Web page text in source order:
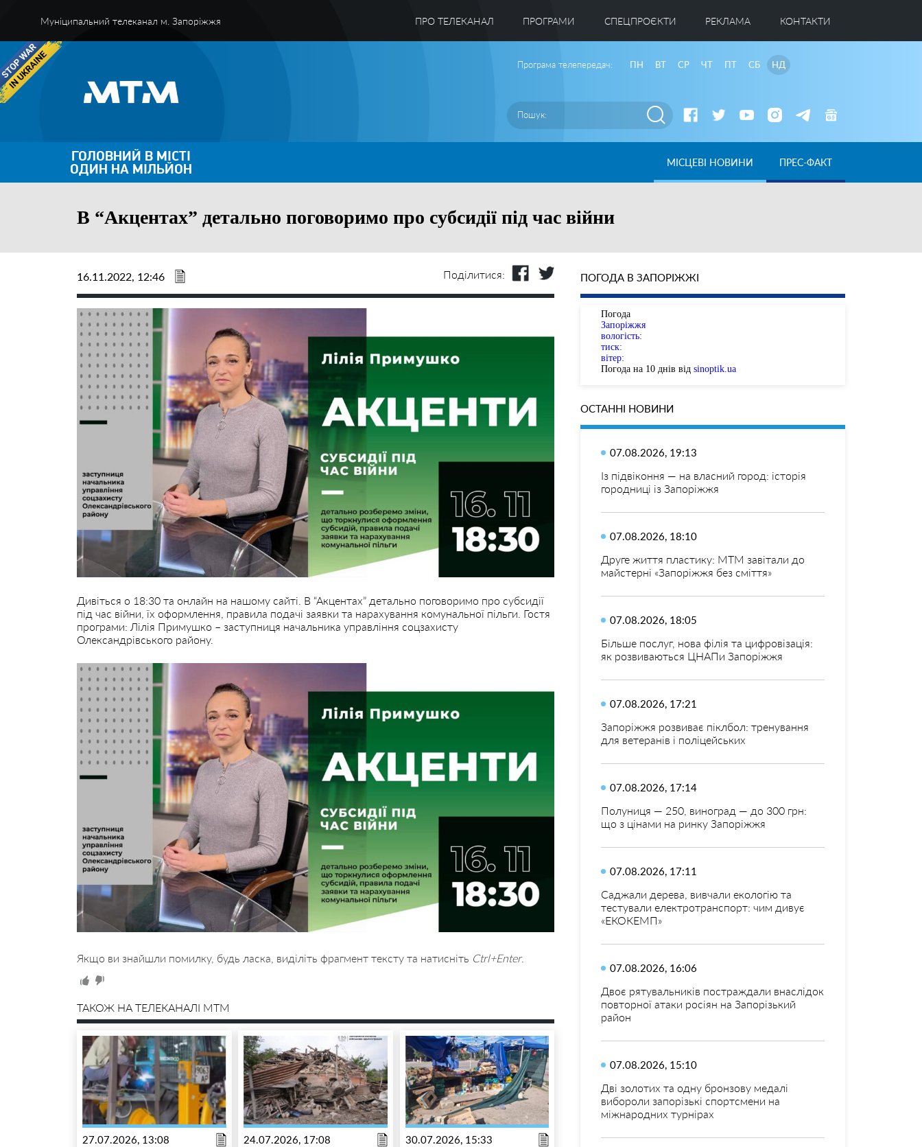
Муніципальний телеканал м. Запоріжжя ПРО ТЕЛЕКАНАЛ ПРОГРАМИ CПЕЦПРОЄКТИ РЕКЛАМА КОНТАКТИ
Програма телепередач: ПН ВТ СР ЧТ ПТ СБ НД
ГОЛОВНИЙ В МІСТІ
ОДИН НА МІЛЬЙОН МІСЦЕВІ НОВИНИ ПРЕС-ФАКТ
В “Акцентах” детально поговоримо про субсидії під час війни
16.11.2022, 12:46 Поділитися:
Дивіться о 18:30 та онлайн на нашому сайті. В “Акцентах” детально поговоримо про субсидії
під час війни, їх оформлення, правила подачі заявки та нарахування комунальної пільги. Гостя
програми: Лілія Примушко – заступниця начальника управління соцзахисту
Олександрівського району.
Якщо ви знайшли помилку, будь ласка, виділіть фрагмент тексту та натисніть Ctrl+Enter.
ТАКОЖ НА ТЕЛЕКАНАЛІ MTM
27.07.2026, 13:08 24.07.2026, 17:08 30.07.2026, 15:33
ПОГОДА В ЗАПОРІЖЖІ
Погода
Запоріжжя
вологість:
тиск:
вітер:
Погода на 10 днів від sinoptik.ua
ОСТАННІ НОВИНИ
07.08.2026, 19:13
Із підвіконня — на власний город: історія
городниці із Запоріжжя
07.08.2026, 18:10
Друге життя пластику: МТМ завітали до
майстерні «Запоріжжя без сміття»
07.08.2026, 18:05
Більше послуг, нова філія та цифровізація:
як розвиваються ЦНАПи Запоріжжя
07.08.2026, 17:21
Запоріжжя розвиває піклбол: тренування
для ветеранів і поліцейських
07.08.2026, 17:14
Полуниця — 250, виноград — до 300 грн:
що з цінами на ринку Запоріжжя
07.08.2026, 17:11
Саджали дерева, вивчали екологію та
тестували електротранспорт: чим дивує
«ЕКОКЕМП»
07.08.2026, 16:06
Двоє рятувальників постраждали внаслідок
повторної атаки росіян на Запорізький
район
07.08.2026, 15:10
Дві золотих та одну бронзову медалі
вибороли запорізькі спортсмени на
міжнародних турнірах